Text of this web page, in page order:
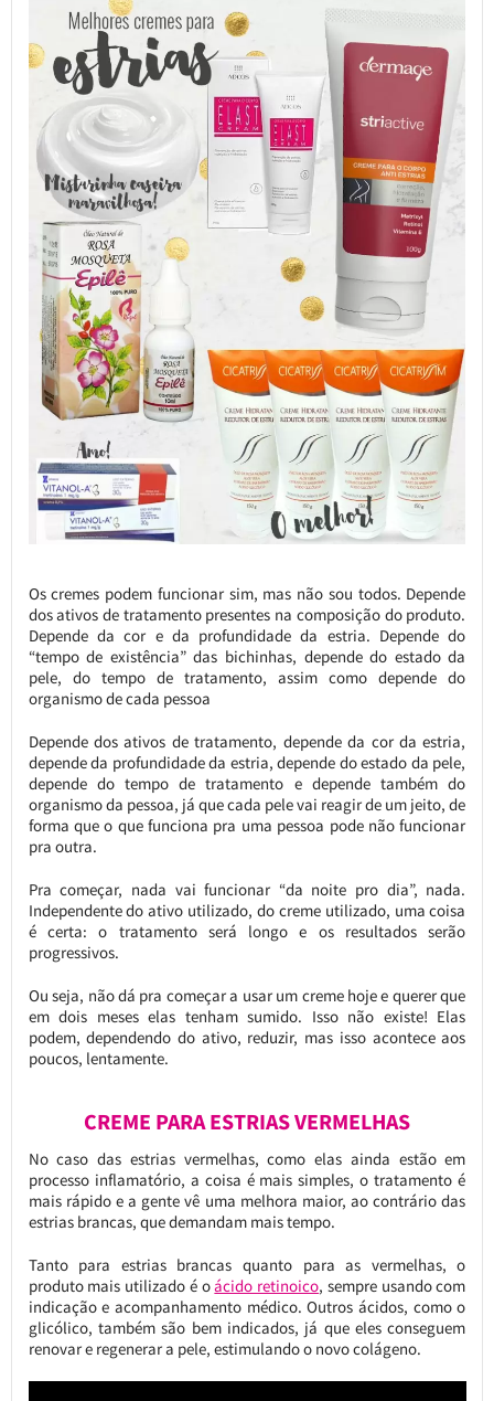
Os cremes podem funcionar sim, mas não sou todos. Depende
dos ativos de tratamento presentes na composição do produto.
Depende da cor e da profundidade da estria. Depende do
“tempo de existência” das bichinhas, depende do estado da
pele, do tempo de tratamento, assim como depende do
organismo de cada pessoa
Depende dos ativos de tratamento, depende da cor da estria,
depende da profundidade da estria, depende do estado da pele,
depende do tempo de tratamento e depende também do
organismo da pessoa, já que cada pele vai reagir de um jeito, de
forma que o que funciona pra uma pessoa pode não funcionar
pra outra.
Pra começar, nada vai funcionar “da noite pro dia”, nada.
Independente do ativo utilizado, do creme utilizado, uma coisa
é certa: o tratamento será longo e os resultados serão
progressivos.
Ou seja, não dá pra começar a usar um creme hoje e querer que
em dois meses elas tenham sumido. Isso não existe! Elas
podem, dependendo do ativo, reduzir, mas isso acontece aos
poucos, lentamente.
CREME PARA ESTRIAS VERMELHAS
No caso das estrias vermelhas, como elas ainda estão em
processo inflamatório, a coisa é mais simples, o tratamento é
mais rápido e a gente vê uma melhora maior, ao contrário das
estrias brancas, que demandam mais tempo.
Tanto para estrias brancas quanto para as vermelhas, o
produto mais utilizado é oácido retinoico, sempre usando com
indicação e acompanhamento médico. Outros ácidos, como o
glicólico, também são bem indicados, já que eles conseguem
renovar e regenerar a pele, estimulando o novo colágeno.